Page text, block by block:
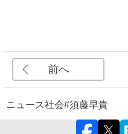
前へ
ニュース社会#須藤早貴